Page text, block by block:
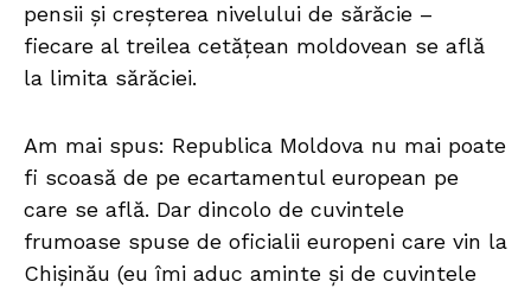
pensii și creșterea nivelului de sărăcie –
fiecare al treilea cetățean moldovean se află
la limita sărăciei.
Am mai spus: Republica Moldova nu mai poate
fi scoasă de pe ecartamentul european pe
care se află. Dar dincolo de cuvintele
frumoase spuse de oficialii europeni care vin la
Chișinău (eu îmi aduc aminte și de cuvintele